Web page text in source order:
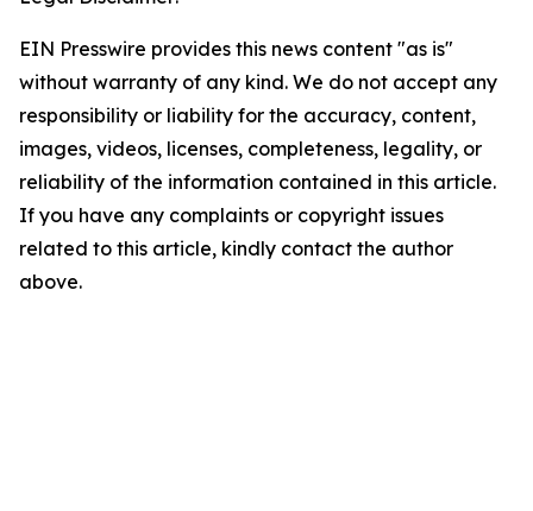
EIN Presswire provides this news content "as is"
without warranty of any kind. We do not accept any
responsibility or liability for the accuracy, content,
images, videos, licenses, completeness, legality, or
reliability of the information contained in this article.
If you have any complaints or copyright issues
related to this article, kindly contact the author
above.